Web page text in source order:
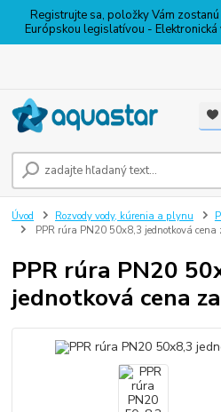
Registrujte sa, položky Vám
Európskou legislatívou -
Úvod Rozvody vody, kúrenia a plynu
PPR rúra PN20 50x8,3 jednotková cena
PPR rúra PN20
jednotková cena